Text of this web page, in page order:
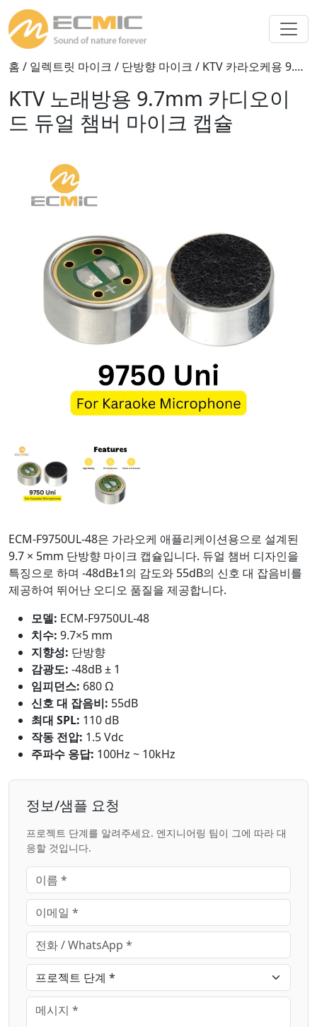
홈 / 일렉트릿 마이크 / 단방향 마이크 / KTV 카라오케용 9.7mm 카디오이드 듀얼 챔버 마이크 캡슐
KTV 노래방용 9.7mm 카디오이
드 듀얼 챔버 마이크 캡슐
ECM-F9750UL-48은 가라오케 애플리케이션용으로 설계된
9.7 × 5mm 단방향 마이크 캡슐입니다. 듀얼 챔버 디자인을
특징으로 하며 -48dB±1의 감도와 55dB의 신호 대 잡음비를
제공하여 뛰어난 오디오 품질을 제공합니다.
모델: ECM-F9750UL-48
치수: 9.7×5 mm
지향성: 단방향
감광도: -48dB ± 1
임피던스: 680 Ω
신호 대 잡음비: 55dB
최대 SPL: 110 dB
작동 전압: 1.5 Vdc
주파수 응답: 100Hz ~ 10kHz
정보/샘플 요청
프로젝트 단계를 알려주세요. 엔지니어링 팀이 그에 따라 대
응할 것입니다.